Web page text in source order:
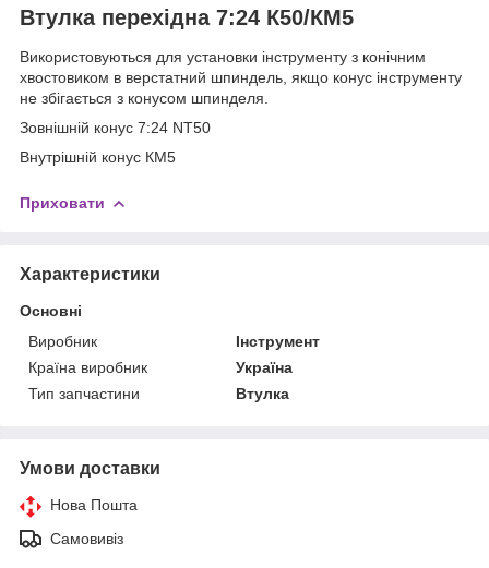
Втулка перехідна 7:24 К50/КМ5
Використовуються для установки інструменту з конічним
хвостовиком в верстатний шпиндель, якщо конус інструменту
не збігається з конусом шпинделя.
Зовнішній конус 7:24 NT50
Внутрішній конус КМ5
Приховати
Характеристики
Основні
Виробник
Інструмент
Країна виробник
Україна
Тип запчастини
Втулка
Умови доставки
Нова Пошта
Самовивіз